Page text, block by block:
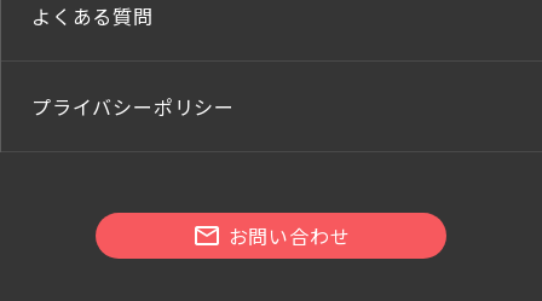
よくある質問
プライバシーポリシー
お問い合わせ